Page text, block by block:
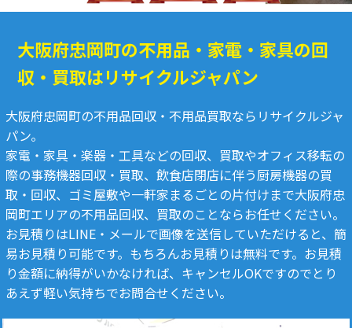
大阪府忠岡町の不用品・家電・家具の回
収・買取はリサイクルジャパン
大阪府忠岡町の不用品回収・不用品買取ならリサイクルジャ
パン。
家電・家具・楽器・工具などの回収、買取やオフィス移転の
際の事務機器回収・買取、飲食店閉店に伴う厨房機器の買
取・回収、ゴミ屋敷や一軒家まるごとの片付けまで大阪府忠
岡町エリアの不用品回収、買取のことならお任せください。
お見積りはLINE・メールで画像を送信していただけると、簡
易お見積り可能です。もちろんお見積りは無料です。お見積
り金額に納得がいかなければ、キャンセルOKですのでとり
あえず軽い気持ちでお問合せください。